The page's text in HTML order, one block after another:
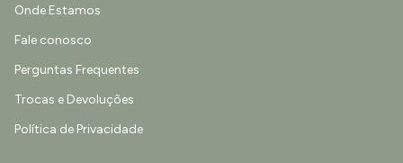
Onde Estamos
Fale conosco
Perguntas Frequentes
Trocas e Devoluções
Política de Privacidade